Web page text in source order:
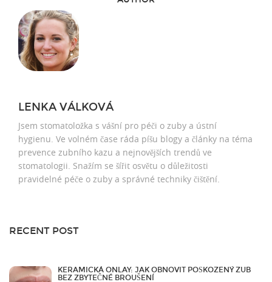
LENKA VÁLKOVÁ
Jsem stomatoložka s vášní pro péči o zuby a ústní
hygienu. Ve volném čase ráda píšu blogy a články na téma
prevence zubního kazu a nejnovějších trendů ve
stomatologii. Snažím se šířit osvětu o důležitosti
pravidelné péče o zuby a správné techniky čištění.
RECENT POST
KERAMICKÁ ONLAY: JAK OBNOVIT POŠKOZENÝ ZUB
BEZ ZBYTEČNÉ BROUŠENÍ